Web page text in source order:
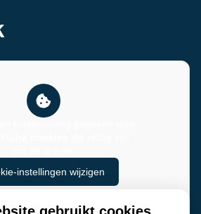
instellingen wijzigen